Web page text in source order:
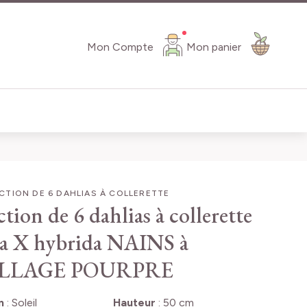
Mon Compte Mon panier
DE 6 DAHLIAS À COLLERETTE
de 6 dahlias à collerette
X hybrida NAINS à
POURPRE
: Soleil Hauteur : 50 cm